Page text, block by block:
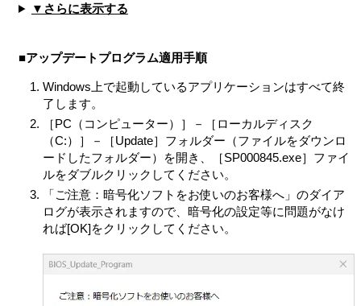
許諾ソフトウェアは、日本国内外の著作権法並びに著作者の
ェアは、本契約の条件に従いVAIOからお客さまに対して使用
権はお客さまに移転いたしません。
第2条 （使用権）
VAIOは、許諾ソフトウェアの非独占的な使用権をお客さ
まに許諾します。
本契約によって生ずる許諾ソフトウェアの使用権とは、
本製品においてのみ、お客さまが許諾ソフトウェア1部を
使用する権利をいいます。
本契約に別途の定めのある場合を除き、お客さまは、許
これに対する修正、追加等の改変をすることができませ
ア、アプリケーションリカバリーメディアまたは、お客
▼さらに表示する
■アップデートプログラム適用手順
Windows上で起動しているアプリケーションはすべて終
了します。
［PC（コンピューター）］－［ローカルディスク
（C:）］－［Update］フォルダー（ファイルをダウンロ
ードしたフォルダー）を開き、［SP000845.exe］ファイ
ルをダブルクリックしてください。
「ご注意：暗号化ソフトをお使いのお客様へ」のダイア
ログが表示されますので、暗号化の設定等に問題がなけ
れば[OK]をクリックしてください。